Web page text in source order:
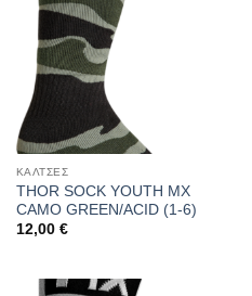
ΚΑΛΤΣΕΣ
THOR SOCK YOUTH MX
CAMO GREEN/ACID (1-6)
12,00 €